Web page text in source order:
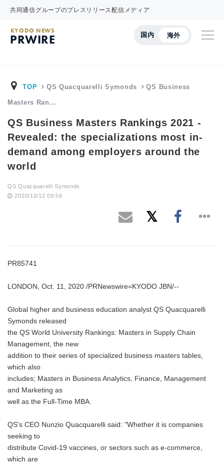
共同通信グループのプレスリリース配信メディア
国内 海外
KYODO NEWS
PRWIRE
TOP QS Quacquarelli Symonds QS Business
Masters Ran…
QS Business Masters Rankings 2021 -
Revealed: the specializations most in-
demand among employers around the
world
QS Quacquarelli Symonds
2020/10/12 09:56
PR85741
LONDON, Oct. 11, 2020 /PRNewswire=KYODO JBN/--
Global higher and business education analyst QS Quacquarelli
Symonds released
the QS World University Rankings: Masters in Supply Chain
Management, the new
addition to their series of specialized business masters tables,
which also
includes; Masters in Business Analytics, Finance, Management
and Marketing as
well as the Full-Time MBA.
QS's CEO Nunzio Quacquarelli said: "Whether it is companies
seeking to
distribute Covid-19 vaccines, or sectors such as e-commerce,
which are